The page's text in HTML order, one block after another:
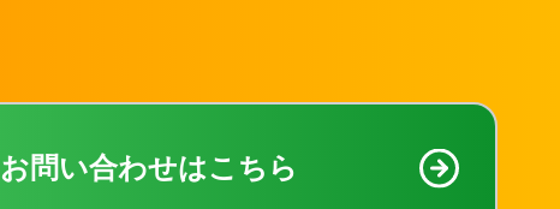
お問い合わせはこちら